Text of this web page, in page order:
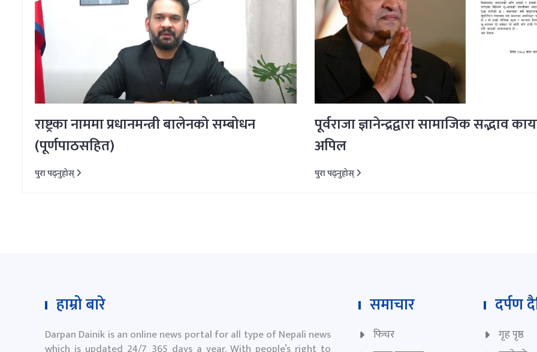
राष्ट्रका नाममा प्रधानमन्त्री बालेनको सम्बोधन
(पूर्णपाठसहित)
पुरा पढ्नुहोस्
पूर्वराजा ज्ञानेन्द्रद्वारा सामाजिक सद्भाव
अपिल
पुरा पढ्नुहोस्
हाम्रो बारे
Darpan Dainik is an online news portal for all type of Nepali news
समाचार
फिचर
दर्पण
गृह पृष्ठ